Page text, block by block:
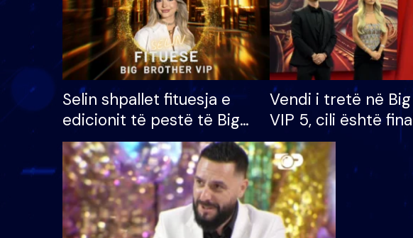
Selin shpallet fituesja e
edicionit të pestë të Big
Brother VIP, rrëmben
çmimin e madh prej 100
mijë eurosh
Vendi i tretë në
VIP 5, cili është
radhës që lë